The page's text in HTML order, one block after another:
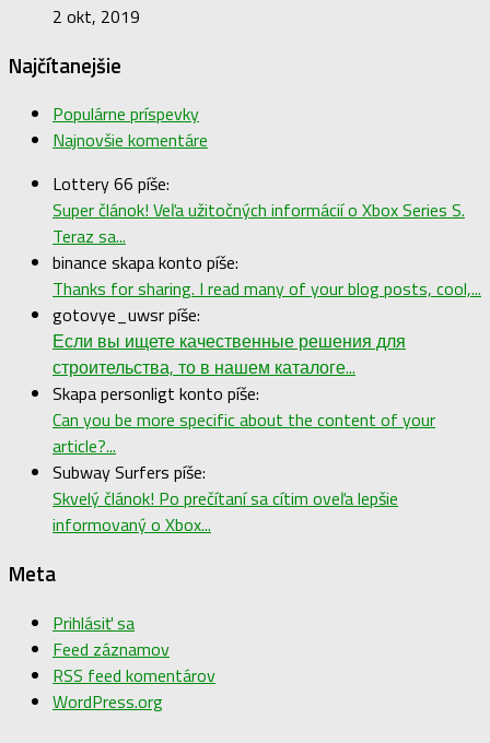
2 okt, 2019
Najčítanejšie
Populárne príspevky
Najnovšie komentáre
Lottery 66 píše:
Super článok! Veľa užitočných informácií o Xbox Series S.
Teraz sa...
binance skapa konto píše:
Thanks for sharing. I read many of your blog posts, cool,...
gotovye_uwsr píše:
Если вы ищете качественные решения для
строительства, то в нашем каталоге...
Skapa personligt konto píše:
Can you be more specific about the content of your
article?...
Subway Surfers píše:
Skvelý článok! Po prečítaní sa cítim oveľa lepšie
informovaný o Xbox...
Meta
Prihlásiť sa
Feed záznamov
RSS feed komentárov
WordPress.org